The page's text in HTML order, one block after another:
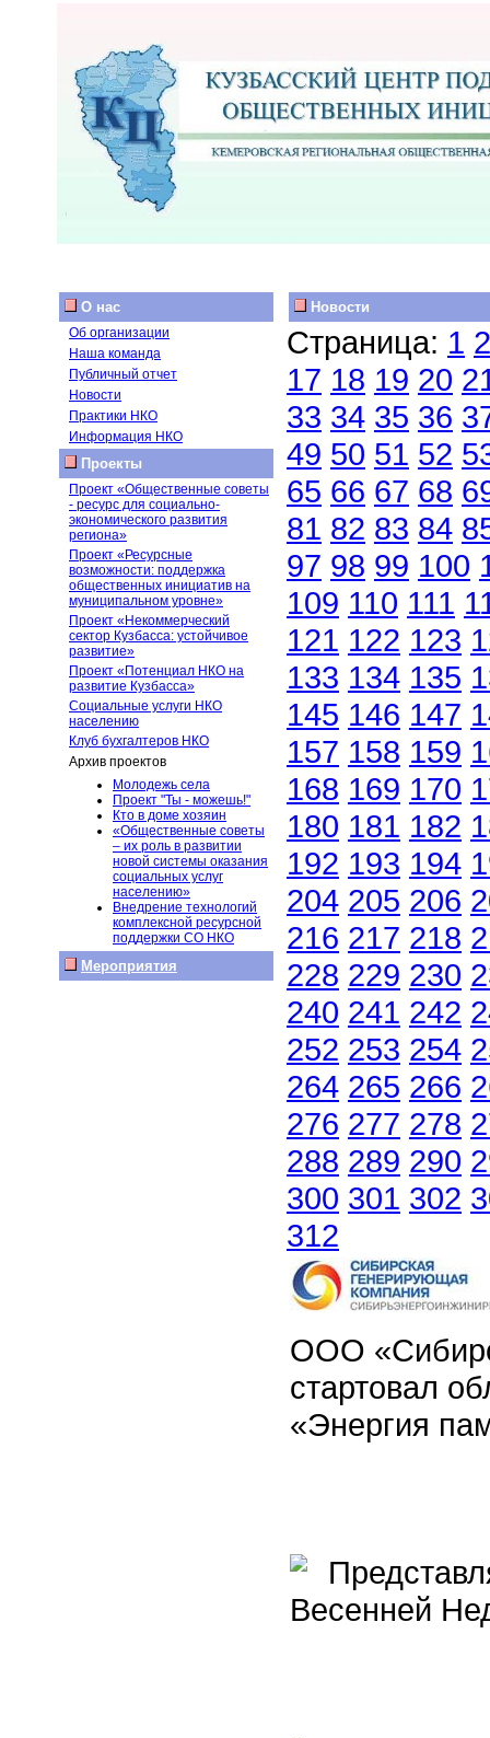
О нас
Об организации
Наша команда
Публичный отчет
Новости
Практики НКО
Информация НКО
Проекты
Проект «Общественные советы
- ресурс для социально-
экономического развития
региона»
Проект «Ресурсные
возможности: поддержка
общественных инициатив на
муниципальном уровне»
Проект «Некоммерческий
сектор Кузбасса: устойчивое
развитие»
Проект «Потенциал НКО на
развитие Кузбасса»
Социальные услуги НКО
населению
Клуб бухгалтеров НКО
Архив проектов
Молодежь села
Проект "Ты - можешь!"
Кто в доме хозяин
«Общественные советы
– их роль в развитии
новой системы оказания
социальных услуг
населению»
Внедрение технологий
комплексной ресурсной
поддержки СО НКО
Мероприятия
Новости
Страница: 1 2
17 18 19 20
33 34 35 36
49 50 51 52
65 66 67 68
81 82 83 84
97 98 99 100
109 110 111
121 122 123
133 134 135
145 146 147
157 158 159
168 169 170
180 181 182
192 193 194
204 205 206
216 217 218
228 229 230
240 241 242
252 253 254
264 265 266
276 277 278
288 289 290
300 301 302
312
ООО
стартовал
«Энергия
Весенней